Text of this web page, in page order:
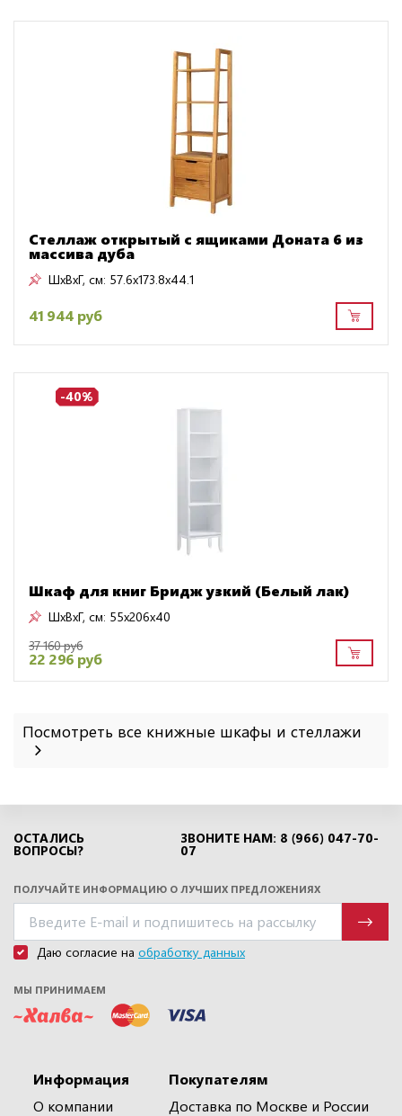
Стеллаж открытый с ящиками Доната 6 из
массива дуба
ШxВxГ, см: 57.6x173.8x44.1
41 944 руб
-40%
Шкаф для книг Бридж узкий (Белый лак)
ШxВxГ, см: 55x206x40
37 160 руб
22 296 руб
Посмотреть все книжные шкафы и стеллажи
ОСТАЛИСЬ
ВОПРОСЫ?
ЗВОНИТЕ НАМ: 8 (966) 047-70-
07
ПОЛУЧАЙТЕ ИНФОРМАЦИЮ О ЛУЧШИХ ПРЕДЛОЖЕНИЯХ
Даю согласие на обработку данных
МЫ ПРИНИМАЕМ
Информация
О компании
Покупателям
Доставка по Москве и России